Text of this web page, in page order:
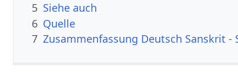
5 Siehe auch
6 Quelle
7 Zusammenfassung Deutsch Sanskrit -